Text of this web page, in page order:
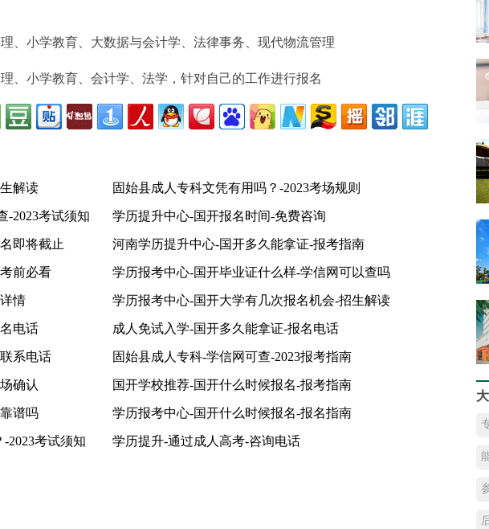
、小学教育、大数据与会计学、法律事务、现代物流管理
、小学教育、会计学、法学，针对自己的工作进行报名
解读
固始县成人专科文凭有用吗？-2023考场规则
-2023考试须知 学历提升中心-国开报名时间-免费咨询
即将截止 河南学历提升中心-国开多久能拿证-报考指南
前必看 学历报考中心-国开毕业证什么样-学信网可以查吗
情 学历报考中心-国开大学有几次报名机会-招生解读
电话 成人免试入学-国开多久能拿证-报名电话
系电话 固始县成人专科-学信网可查-2023报考指南
确认 国开学校推荐-国开什么时候报名-报考指南
谱吗 学历报考中心-国开什么时候报名-报名指南
2023考试须知 学历提升-通过成人高考-咨询电话